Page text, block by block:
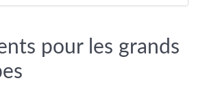
pour les grands